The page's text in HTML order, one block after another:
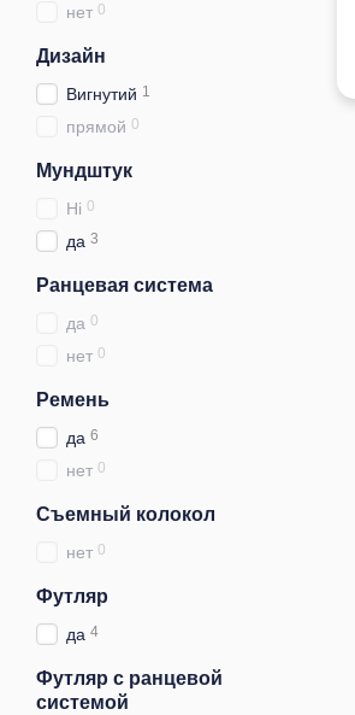
нет 0
Дизайн
Вигнутий 1
прямой 0
Мундштук
Ні 0
да 3
Ранцевая система
да 0
нет 0
Ремень
да 6
нет 0
Съемный колокол
нет 0
Футляр
да 4
Футляр с ранцевой
системой